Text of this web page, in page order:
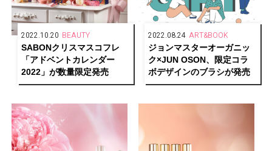
2022.10.20 BEAUTY
SABONクリスマスコフレ
「アドベントカレンダー
2022」が数量限定発売
2022.08.24 ART&BOOK
ジョンマスターオーガニッ
ク×JUN OSON、限定コラ
ボデザインのブラシが発売